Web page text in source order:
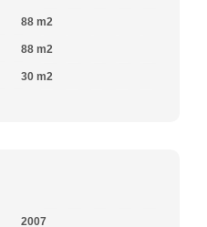
88 m2
88 m2
30 m2
2007